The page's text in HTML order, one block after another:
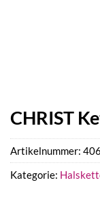
CHRIST
Artikelnummer:
Kategorie: